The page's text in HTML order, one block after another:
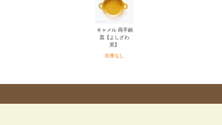
キャメル 両手鍋
皿【よしざわ
窯】
在庫なし